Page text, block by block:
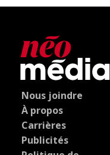
Nous joindre
À propos
Carrières
Publicités